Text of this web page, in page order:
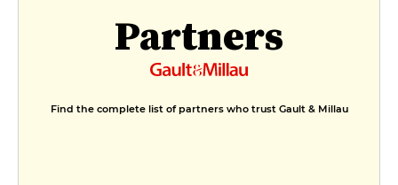
Partners
Find the complete list of partners who trust Gault & Millau